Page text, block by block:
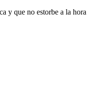
y que no estorbe a la hora